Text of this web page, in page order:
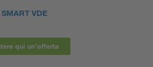
VDE
qui un’offerta